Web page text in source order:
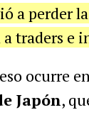
a perder
traders e
ocurre
Japón,